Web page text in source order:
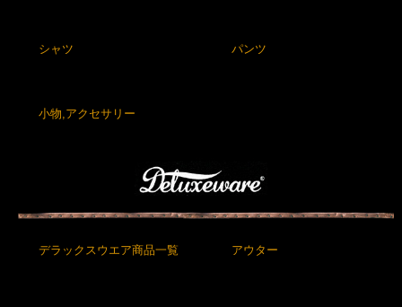
シャツ パンツ
小物,アクセサリー
デラックスウエア商品一覧 アウター